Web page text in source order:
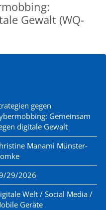
Gewalt (WQ-
gegen
Gemeinsam
digitale Gewalt
Manami Münster-
29/2026
Welt / Social Media /
Geräte